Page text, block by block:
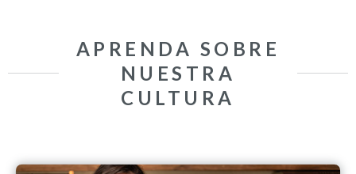
APRENDA SOBRE
NUESTRA
CULTURA